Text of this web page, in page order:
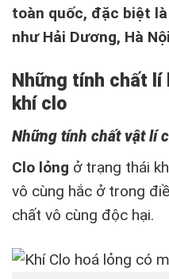
toàn quốc, đặc biệt
như Hải Dương, Hà
Những tính chất lí
khí clo
Những tính chất vật lí c
Clo lỏng ở trạng thái
vô cùng hắc ở trong
chất vô cùng độc hại.